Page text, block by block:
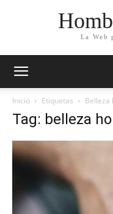
La Web
Inicio Etiquetas Belleza
Tag: belleza